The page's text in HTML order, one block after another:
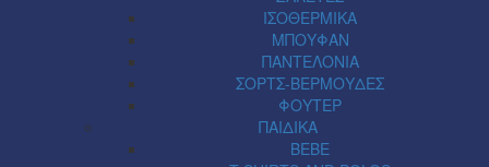
ΙΣΟΘΕΡΜΙΚΑ
ΜΠΟΥΦΑΝ
ΠΑΝΤΕΛΟΝΙΑ
ΣΟΡΤΣ-ΒΕΡΜΟΥΔΕΣ
ΦΟΥΤΕΡ
ΠΑΙΔΙΚΑ
BEBE